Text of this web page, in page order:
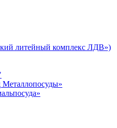
литейный комплекс ЛДВ»)